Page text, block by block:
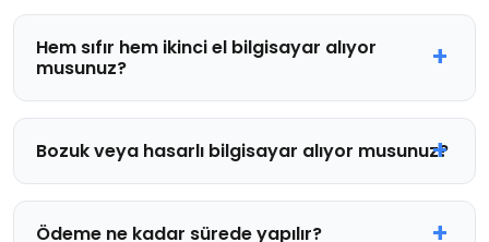
Hem sıfır hem ikinci el bilgisayar alıyor
musunuz?
Bozuk veya hasarlı bilgisayar alıyor musunuz?
Ödeme ne kadar sürede yapılır?